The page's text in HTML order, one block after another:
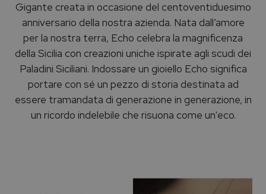
Gigante creata in occasione del centoventiduesimo
anniversario della nostra azienda. Nata dall’amore
per la nostra terra, Echo celebra la magnificenza
della Sicilia con creazioni uniche ispirate agli scudi dei
Paladini Siciliani. Indossare un gioiello Echo significa
portare con sé un pezzo di storia destinata ad
essere tramandata di generazione in generazione, in
un ricordo indelebile che risuona come un'eco.